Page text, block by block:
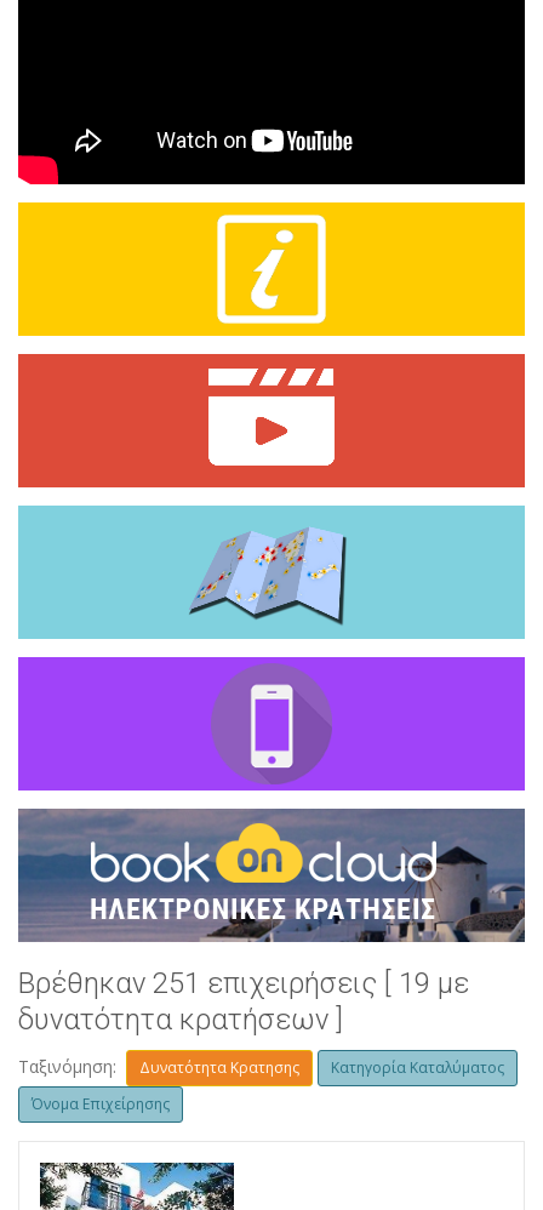
Βρέθηκαν 251 επιχειρήσεις [ 19 με
δυνατότητα κρατήσεων ]
Ταξινόμηση: Δυνατότητα Κρατησης
Κατηγορία Καταλύματος
Όνομα Επιχείρησης